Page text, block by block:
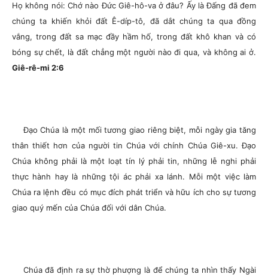
Họ không nói: Chớ nào Đức Giê-hô-va ở đâu? Ấy là Đấng đã đem
chúng ta khiến khỏi đất Ê-díp-tô, đã dắt chúng ta qua đồng
vắng, trong đất sa mạc đầy hầm hố, trong đất khô khan và có
bóng sự chết, là đất chẳng một người nào đi qua, và không ai ở.
Giê-rê-mi 2:6
Đạo Chúa là một mối tương giao riêng biệt, mỗi ngày gia tăng
thân thiết hơn của người tin Chúa với chính Chúa Giê-xu. Đạo
Chúa không phải là một loạt tín lý phải tin, những lễ nghi phải
thực hành hay là những tội ác phải xa lánh. Mỗi một việc làm
Chúa ra lệnh đều có mục đích phát triển và hữu ích cho sự tương
giao quý mến của Chúa đối với dân Chúa.
Chúa đã định ra sự thờ phượng là để chúng ta nhìn thấy Ngài